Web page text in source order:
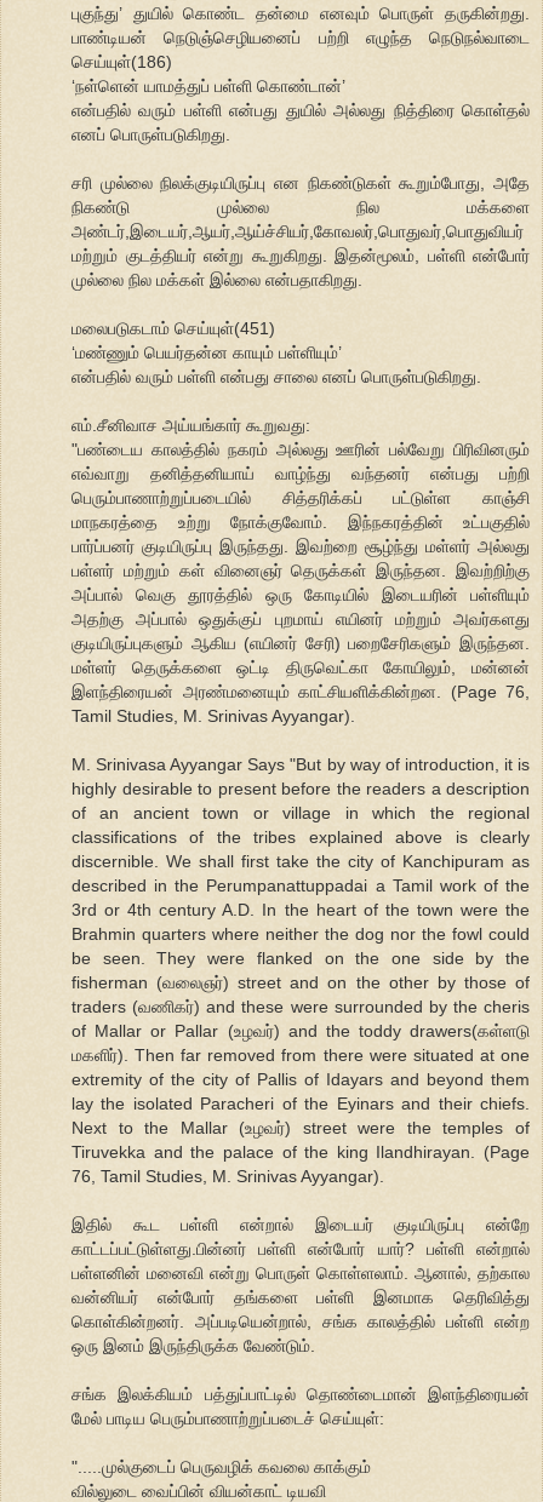
புகுந்து’ துயில் கொண்ட தன்மை எனவும் பொருள் தருகின்றது.
பாண்டியன் நெடுஞ்செழியனைப் பற்றி எழுந்த நெடுநல்வாடை
செய்யுள்(186)
‘நள்ளென் யாமத்துப் பள்ளி கொண்டான்’
என்பதில் வரும் பள்ளி என்பது துயில் அல்லது நித்திரை கொள்தல்
எனப் பொருள்படுகிறது.
சரி முல்லை நிலக்குடியிருப்பு என நிகண்டுகள் கூறும்போது, அதே
நிகண்டு முல்லை நில மக்களை
அண்டர்,இடையர்,ஆயர்,ஆய்ச்சியர்,கோவலர்,பொதுவர்,பொதுவியர்
மற்றும் குடத்தியர் என்று கூறுகிறது. இதன்மூலம், பள்ளி என்போர்
முல்லை நில மக்கள் இல்லை என்பதாகிறது.
மலைபடுகடாம் செய்யுள்(451)
‘மண்ணும் பெயர்தன்ன காயும் பள்ளியும்’
என்பதில் வரும் பள்ளி என்பது சாலை எனப் பொருள்படுகிறது.
எம்.சீனிவாச அய்யங்கார் கூறுவது:
"பண்டைய காலத்தில் நகரம் அல்லது ஊரின் பல்வேறு பிரிவினரும்
எவ்வாறு தனித்தனியாய் வாழ்ந்து வந்தனர் என்பது பற்றி
பெரும்பாணாற்றுப்படையில் சித்தரிக்கப் பட்டுள்ள காஞ்சி
மாநகரத்தை உற்று நோக்குவோம். இந்நகரத்தின் உட்பகுதில்
பார்ப்பனர் குடியிருப்பு இருந்தது. இவற்றை சூழ்ந்து மள்ளர் அல்லது
பள்ளர் மற்றும் கள் வினைஞர் தெருக்கள் இருந்தன. இவற்றிற்கு
அப்பால் வெகு தூரத்தில் ஒரு கோடியில் இடையரின் பள்ளியும்
அதற்கு அப்பால் ஒதுக்குப் புறமாய் எயினர் மற்றும் அவர்களது
குடியிருப்புகளும் ஆகிய (எயினர் சேரி) பறைசேரிகளும் இருந்தன.
மள்ளர் தெருக்களை ஒட்டி திருவெட்கா கோயிலும், மன்னன்
இளந்திரையன் அரண்மனையும் காட்சியளிக்கின்றன. (Page 76,
Tamil Studies, M. Srinivas Ayyangar).
M. Srinivasa Ayyangar Says "But by way of introduction, it is
highly desirable to present before the readers a description
of an ancient town or village in which the regional
classifications of the tribes explained above is clearly
discernible. We shall first take the city of Kanchipuram as
described in the Perumpanattuppadai a Tamil work of the
3rd or 4th century A.D. In the heart of the town were the
Brahmin quarters where neither the dog nor the fowl could
be seen. They were flanked on the one side by the
fisherman (வலைஞர்) street and on the other by those of
traders (வணிகர்) and these were surrounded by the cheris
of Mallar or Pallar (உழவர்) and the toddy drawers(கள்ளடு
மகளிர்). Then far removed from there were situated at one
extremity of the city of Pallis of Idayars and beyond them
lay the isolated Paracheri of the Eyinars and their chiefs.
Next to the Mallar (உழவர்) street were the temples of
Tiruvekka and the palace of the king Ilandhirayan. (Page
76, Tamil Studies, M. Srinivas Ayyangar).
இதில் கூட பள்ளி என்றால் இடையர் குடியிருப்பு என்றே
காட்டப்பட்டுள்ளது.பின்னர் பள்ளி என்போர் யார்? பள்ளி என்றால்
பள்ளனின் மனைவி என்று பொருள் கொள்ளலாம். ஆனால், தற்கால
வன்னியர் என்போர் தங்களை பள்ளி இனமாக தெரிவித்து
கொள்கின்றனர். அப்படியென்றால், சங்க காலத்தில் பள்ளி என்ற
ஒரு இனம் இருந்திருக்க வேண்டும்.
சங்க இலக்கியம் பத்துப்பாட்டில் தொண்டைமான் இளந்திரையன்
மேல் பாடிய பெரும்பாணாற்றுப்படைச் செய்யுள்:
".....முல்குடைப் பெருவழிக் கவலை காக்கும்
வில்லுடை வைப்பின் வியன்காட் டியவி